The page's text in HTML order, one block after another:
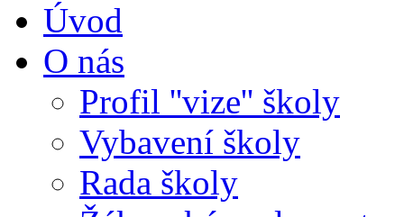
Úvod
O nás
Profil ''vize'' školy
Vybavení školy
Rada školy